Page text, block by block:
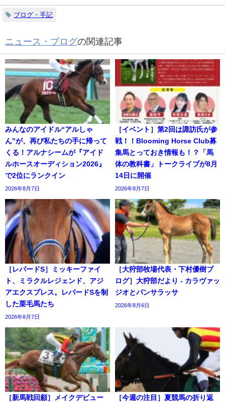
ブログ・手記
ニュース・ブログの関連記事
みんなのアイドル“アルしゃ
ん”が、再び私たちの手に帰って
くる！アルナシームが『アイド
ルホースオーディション2026』
で2位にランクイン
2026年8月7日
［イベント］第2回は諏訪氏が参
戦！！Blooming Horse Club募
集馬とっておき情報も！？「馬
体の教科書」トークライブが8月
14日に開催
2026年8月7日
［レパードS］ミッキーファイ
ト、ミラクルレジェンド、アジ
アエクスプレス。レパードSを制
した栗毛馬たち
2026年8月7日
［大狩部牧場代表・下村優樹ブ
ログ］大狩部だより - カラヴァッ
ジオとパンサラッサ
2026年8月6日
［新馬戦回顧］メイクデビュー
［今週の注目］夏競馬の折り返